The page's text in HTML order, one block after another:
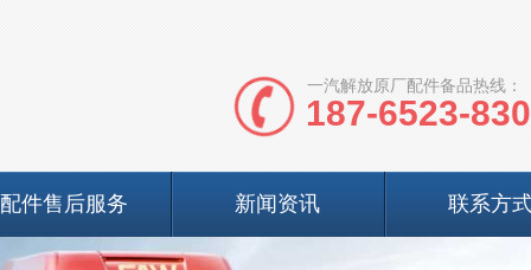
一汽解放原厂配件备品热线：
187-6523-
配件售后服务 新闻资讯 联系方